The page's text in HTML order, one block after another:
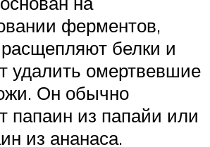
ферментов,
белки и
удалить омертвевшие
Он обычно
папаин из папайи или
из ананаса.